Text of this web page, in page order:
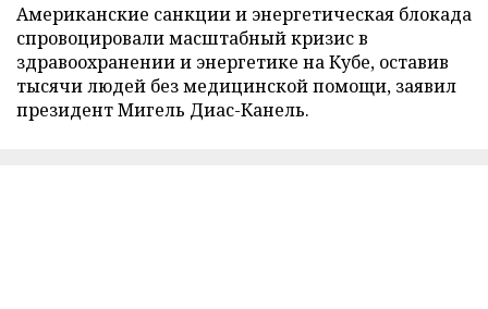
Американские санкции и энергетическая блокада
спровоцировали масштабный кризис в
здравоохранении и энергетике на Кубе, оставив
тысячи людей без медицинской помощи, заявил
президент Мигель Диас-Канель.